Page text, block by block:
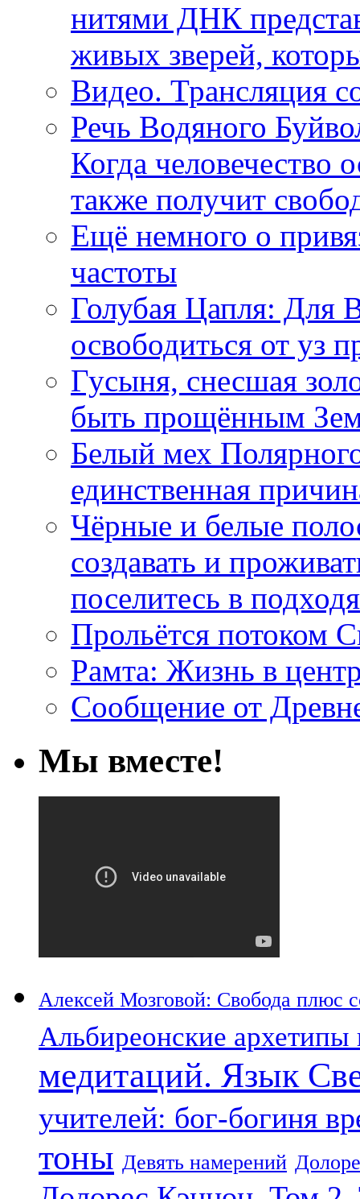
нитями ДНК
живых зверей,
Видео. Трансляция
Речь Водяного
Когда человечество
также получит
Ещё немного о
частоты
Голубая Цапля: Для
освободиться от уз
Гусыня, снесшая
быть прощённым
Белый мех
единственная
Чёрные и белые
создавать и
поселитесь в
Прольётся потоком
Рамта: Жизнь в
Сообщение от
Мы вместе!
Алексей Мозговой: Свобода плюс
Альбиреонские
медитаций. Язык
учителей: бог-богиня
тоны Девять намерений